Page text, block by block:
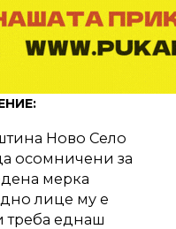
Ново Село
осомничени за
мерка
лице му е
треба еднаш